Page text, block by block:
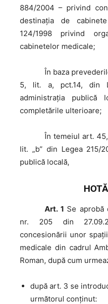
884/2004 – privind
destinaţia de
124/1998 privind
cabinetelor medicale;
În baza
5, lit. a, pct.14, din
administraţia publică
completările ulterioare;
În temeiul art.
lit. „b” din Legea 215/
publică locală,
Art. 1 Se aprobă
nr. 205 din
concesionării unor
medicale din cadrul
Roman, după cum
după art. 3 se
următorul conținut: